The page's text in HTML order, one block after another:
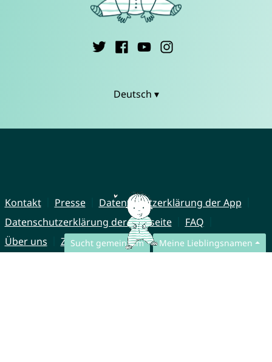
Sucht gemeinsam Meine Lieblingsnamen
Deutsch ▾
Kontakt Presse
Datenschutzerklärung der App
Datenschutzerklärung der Webseite
FAQ
Über uns
Zusammenarbeit Impressum